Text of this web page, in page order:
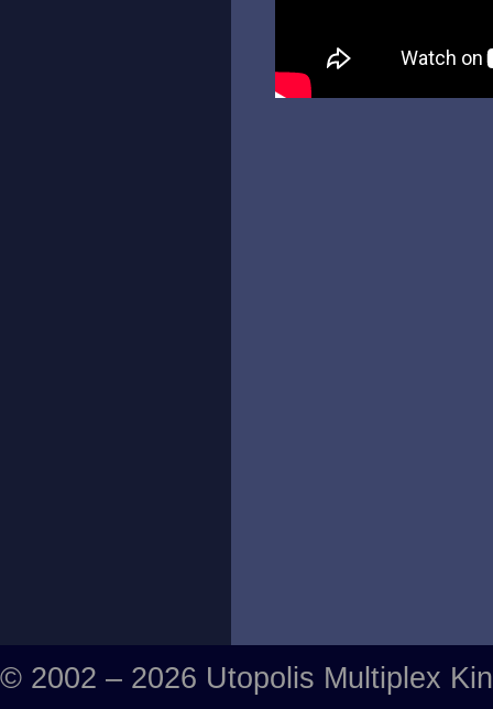
© 2002 – 2026 Utopolis Multiplex